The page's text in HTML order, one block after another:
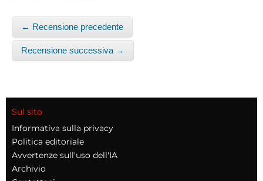
← Recensione precedente
Recensione successiva →
Sul sito
Informativa sulla privacy
Politica editoriale
Avvertenze sull'uso dell'IA
Archivio